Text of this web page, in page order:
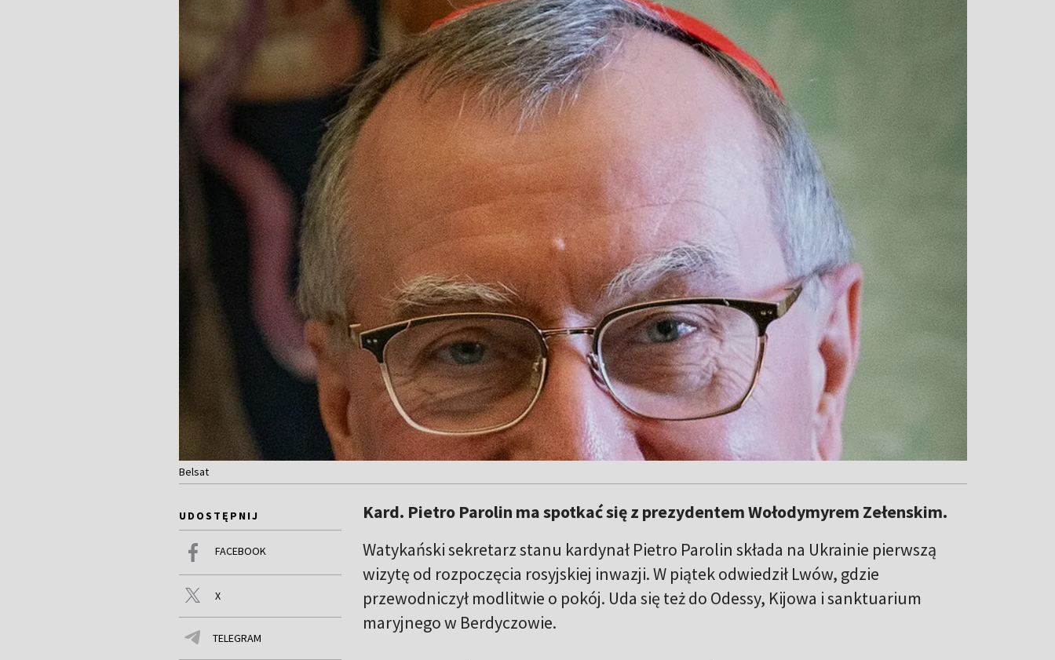
Belsat
UDOSTĘPNIJ
FACEBOOK
X
TELEGRAM
Kard. Pietro Parolin ma spotkać się z prezydentem Wołodymyrem Zełenskim.
Watykański sekretarz stanu kardynał Pietro Parolin składa na Ukrainie pierwszą
wizytę od rozpoczęcia rosyjskiej inwazji. W piątek odwiedził Lwów, gdzie
przewodniczył modlitwie o pokój. Uda się też do Odessy, Kijowa i sanktuarium
maryjnego w Berdyczowie.